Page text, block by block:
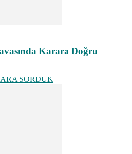
Karara Doğru
SORDUK